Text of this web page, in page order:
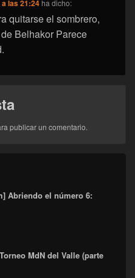
a las 21:24 ha dicho:
quitarse el sombrero,
Belhakor Parece
publicar un comentario.
Abriendo el número 6:
MdN del Valle (parte